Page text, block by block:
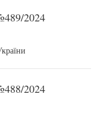
2024
2024